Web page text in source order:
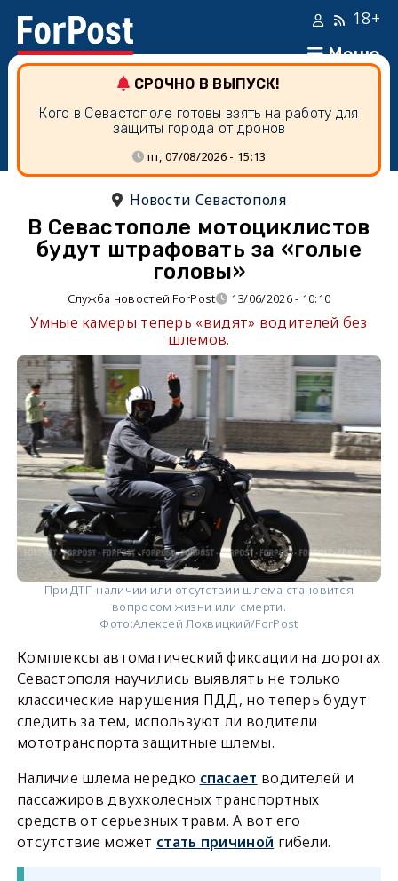
Меню
18+
СРОЧНО В ВЫПУСК!
Кого в Севастополе готовы взять на работу для
защиты города от дронов
пт, 07/08/2026 - 15:13
Новости Севастополя
В Севастополе мотоциклистов
будут штрафовать за «голые
головы»
Служба новостей ForPost 13/06/2026 - 10:10
Умные камеры теперь «видят» водителей без
шлемов.
При ДТП наличии или отсутствии шлема становится
вопросом жизни или смерти.
Фото:Алексей Лохвицкий/ForPost
Комплексы автоматический фиксации на дорогах
Севастополя научились выявлять не только
классические нарушения ПДД, но теперь будут
следить за тем, используют ли водители
мототранспорта защитные шлемы.
Наличие шлема нередко спасает водителей и
пассажиров двухколесных транспортных
средств от серьезных травм. А вот его
отсутствие может стать причиной гибели.